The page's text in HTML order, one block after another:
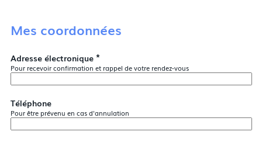
Mes coordonnées
Adresse électronique *
Pour recevoir confirmation et rappel de votre rendez-vous
Téléphone
Pour être prévenu en cas d'annulation